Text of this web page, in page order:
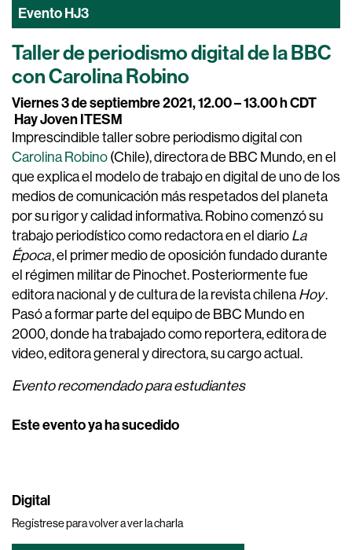
EventoHJ3
Taller de periodismo digital de la BBC
con Carolina Robino
Viernes 3 de septiembre 2021, 12.00 – 13.00 h CDT
Hay Joven ITESM
Imprescindible taller sobre periodismo digital con
Carolina Robino (Chile), directora de BBC Mundo, en el
que explica el modelo de trabajo en digital de uno de los
medios de comunicación más respetados del planeta
por su rigor y calidad informativa. Robino comenzó su
trabajo periodístico como redactora en el diario La
Época, el primer medio de oposición fundado durante
el régimen militar de Pinochet. Posteriormente fue
editora nacional y de cultura de la revista chilena Hoy.
Pasó a formar parte del equipo de BBC Mundo en
2000, donde ha trabajado como reportera, editora de
video, editora general y directora, su cargo actual.
Evento recomendado para estudiantes
Este evento ya ha sucedido
Digital
Regístrese para volver a ver la charla